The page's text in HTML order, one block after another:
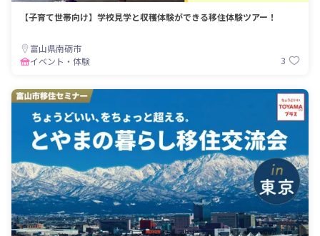
【子育て世帯向け】学校見学と収穫体験ができる移住体験ツアー！
富山県南砺市
イベント・体験
3